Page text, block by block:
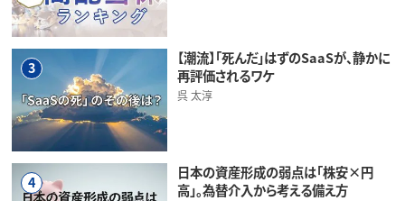
3
【潮流】「死んだ」はずのSaaSが、静かに
再評価されるワケ
呉 太淳
4
日本の資産形成の弱点は「株安×円
高」。為替介入から考える備え方